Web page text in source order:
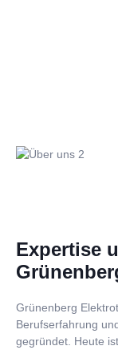
Expertise
Grünenberg
Berufserfahrung
gegründet. Heute